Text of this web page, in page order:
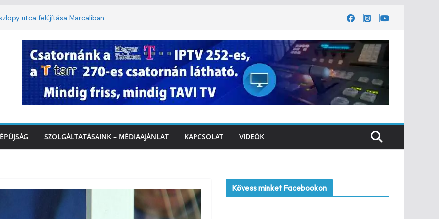
utca felújítása Marcaliban –
lakossági felháborodást váltott ki a
Marcaliban – VIDEÓ
– az első félidő végén
SZOLGÁLTATÁSAINK – MÉDIAAJÁNLAT KAPCSOLAT VIDEÓK
Kövess minket Facebookon